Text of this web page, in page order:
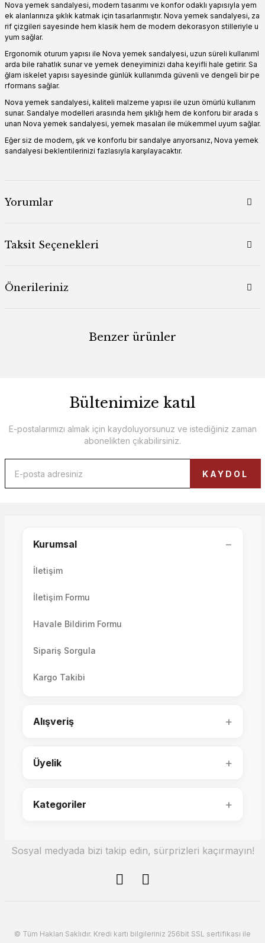
Nova yemek sandalyesi, modern tasarımı ve konfor odaklı yapısıyla yem
ek alanlarınıza şıklık katmak için tasarlanmıştır. Nova yemek sandalyesi, za
rif çizgileri sayesinde hem klasik hem de modern dekorasyon stilleriyle u
yum sağlar.
Ergonomik oturum yapısı ile Nova yemek sandalyesi, uzun süreli kullanıml
arda bile rahatlık sunar ve yemek deneyiminizi daha keyifli hale getirir. Sa
ğlam iskelet yapısı sayesinde günlük kullanımda güvenli ve dengeli bir pe
rformans sağlar.
Nova yemek sandalyesi, kaliteli malzeme yapısı ile uzun ömürlü kullanım
sunar. Sandalye modelleri arasında hem şıklığı hem de konforu bir arada s
unan Nova yemek sandalyesi, yemek masaları ile mükemmel uyum sağlar.
Eğer siz de modern, şık ve konforlu bir sandalye arıyorsanız, Nova yemek
sandalyesi beklentilerinizi fazlasıyla karşılayacaktır.
Yorumlar
Taksit Seçenekleri
Önerileriniz
Benzer ürünler
Ütopya Yemek Masası
14.200,00 TL
Metropol Yemek Sandalyesi
Bültenimize katıl
E-postalarımızı almak için kaydoluyorsunuz ve istediğiniz zaman
abonelikten çıkabilirsiniz.
KAYDOL
Kurumsal −
İletişim
İletişim Formu
Havale Bildirim Formu
Sipariş Sorgula
Kargo Takibi
Alışveriş +
Üyelik +
Kategoriler +
Sosyal medyada bizi takip edin, sürprizleri kaçırmayın!
© Tüm Hakları Saklıdır. Kredi kartı bilgileriniz 256bit SSL sertifikası ile